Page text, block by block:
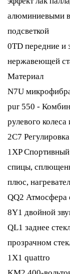
алюминиевыми
подсветкой
0TD передние и
нержавеющей
Материал
N7U
pur 550 -
рулевого
2C7
1XP
спицы,
плюс,
QQ2 Атмосфера
8Y1 двойной
QL1 заднее
прозрачном
1X1 quattro